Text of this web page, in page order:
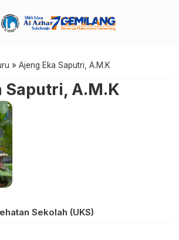
» Ajeng Eka Saputri, A.M.K
Saputri, A.M.K
Sekolah (UKS)